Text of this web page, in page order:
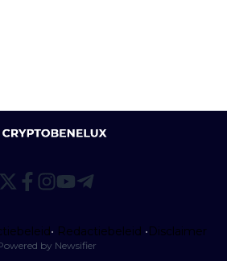
• Redactiebeleid •Disclaimer
by Newsifier